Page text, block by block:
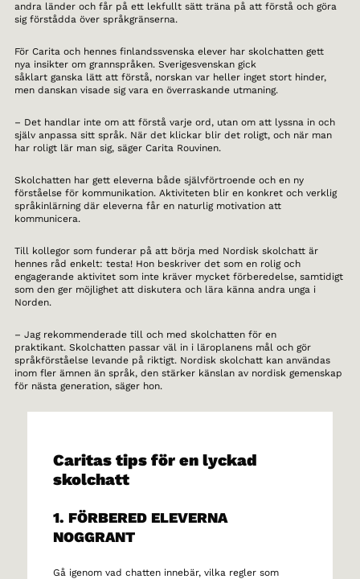
andra länder och får på ett lekfullt sätt träna på att förstå och göra
sig förstådda över språkgränserna.
För Carita och hennes finlandssvenska elever har skolchatten gett
nya insikter om grannspråken. Sverigesvenskan gick
såklart ganska lätt att förstå, norskan var heller inget stort hinder,
men danskan visade sig vara en överraskande utmaning.
– Det handlar inte om att förstå varje ord, utan om att lyssna in och
själv anpassa sitt språk. När det klickar blir det roligt, och när man
har roligt lär man sig, säger Carita Rouvinen.
Skolchatten har gett eleverna både självförtroende och en ny
förståelse för kommunikation. Aktiviteten blir en konkret och verklig
språkinlärning där eleverna får en naturlig motivation att
kommunicera.
Till kollegor som funderar på att börja med Nordisk skolchatt är
hennes råd enkelt: testa! Hon beskriver det som en rolig och
engagerande aktivitet som inte kräver mycket förberedelse, samtidigt
som den ger möjlighet att diskutera och lära känna andra unga i
Norden.
– Jag rekommenderade till och med skolchatten för en
praktikant. Skolchatten passar väl in i läroplanens mål och gör
språkförståelse levande på riktigt. Nordisk skolchatt kan användas
inom fler ämnen än språk, den stärker känslan av nordisk gemenskap
för nästa generation, säger hon.
Caritas tips för en lyckad
skolchatt
1. FÖRBERED ELEVERNA
NOGGRANT
Gå igenom vad chatten innebär, vilka regler som